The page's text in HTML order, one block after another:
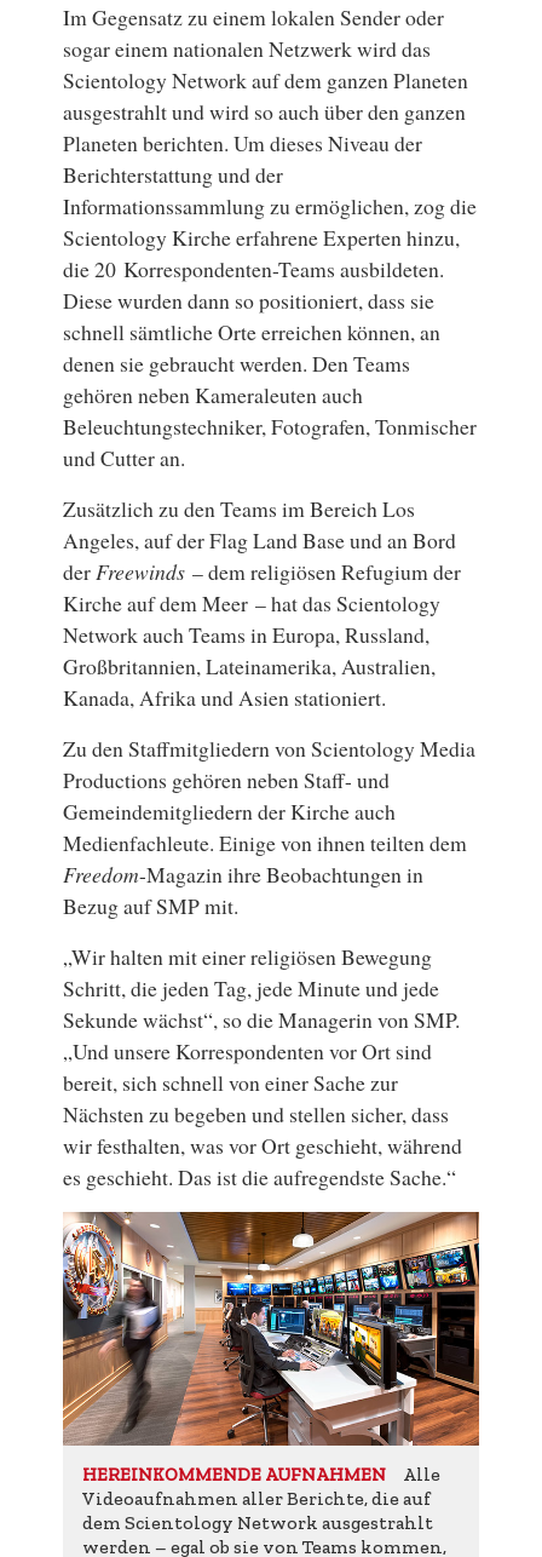
Im Gegensatz zu einem lokalen Sender oder
sogar einem nationalen Netzwerk wird das
Scientology Network auf dem ganzen Planeten
ausgestrahlt und wird so auch über den ganzen
Planeten berichten. Um dieses Niveau der
Berichterstattung und der
Informationssammlung zu ermöglichen, zog die
Scientology Kirche erfahrene Experten hinzu,
die 20 Korrespondenten-Teams ausbildeten.
Diese wurden dann so positioniert, dass sie
schnell sämtliche Orte erreichen können, an
denen sie gebraucht werden. Den Teams
gehören neben Kameraleuten auch
Beleuchtungstechniker, Fotografen, Tonmischer
und Cutter an.
Zusätzlich zu den Teams im Bereich Los
Angeles, auf der Flag Land Base und an Bord
der Freewinds – dem religiösen Refugium der
Kirche auf dem Meer – hat das Scientology
Network auch Teams in Europa, Russland,
Großbritannien, Lateinamerika, Australien,
Kanada, Afrika und Asien stationiert.
Zu den Staffmitgliedern von Scientology Media
Productions gehören neben Staff- und
Gemeindemitgliedern der Kirche auch
Medienfachleute. Einige von ihnen teilten dem
Freedom-Magazin ihre Beobachtungen in
Bezug auf SMP mit.
„Wir halten mit einer religiösen Bewegung
Schritt, die jeden Tag, jede Minute und jede
Sekunde wächst“, so die Managerin von SMP.
„Und unsere Korrespondenten vor Ort sind
bereit, sich schnell von einer Sache zur
Nächsten zu begeben und stellen sicher, dass
wir festhalten, was vor Ort geschieht, während
es geschieht. Das ist die aufregendste Sache.“
HEREINKOMMENDE AUFNAHMEN
Alle
Videoaufnahmen aller Berichte, die auf
dem Scientology Network ausgestrahlt
werden – egal ob sie von Teams kommen,